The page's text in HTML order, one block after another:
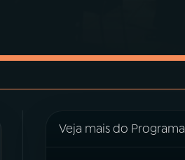
Veja mais do Programa